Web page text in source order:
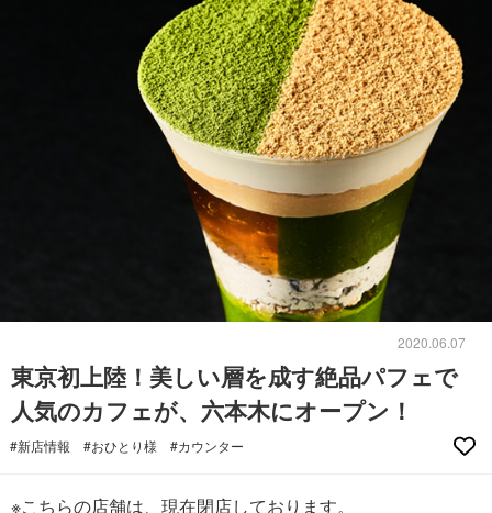
2020.06.07
東京初上陸！美しい層を成す絶品パフェで
人気のカフェが、六本木にオープン！
#新店情報 #おひとり様 #カウンター
※こちらの店舗は、現在閉店しております。